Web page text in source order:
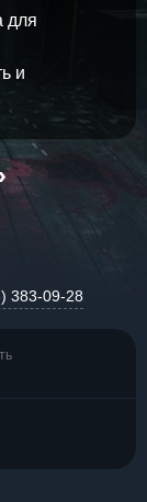
для
и
383-09-28